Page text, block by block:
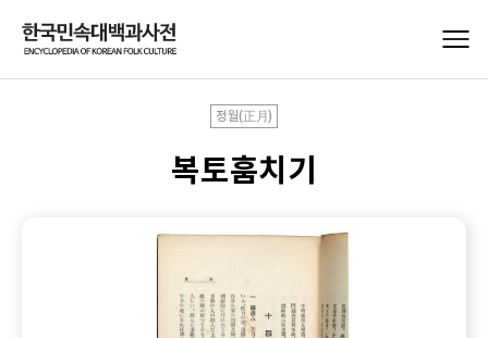
정월(正月)
복토훔치기